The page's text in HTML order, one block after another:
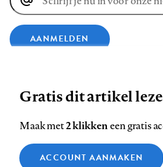
E-
mailadres
AANMELDEN
op
op
op
ons
op
Contact Colofon Disclaimer
Zie onze cookie policy
Gratis dit artikel
Maak met2 klikkeneen gratis
ACCOUNT AANMAKEN